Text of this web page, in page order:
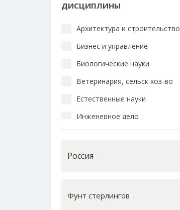
ДИСЦИПЛИНЫ
Архитектура и строительство
Бизнес и управление
Биологические науки
Ветеринария, сельск хоз-во
Естественные науки
Инженерное дело
Россия
Фунт стерлингов